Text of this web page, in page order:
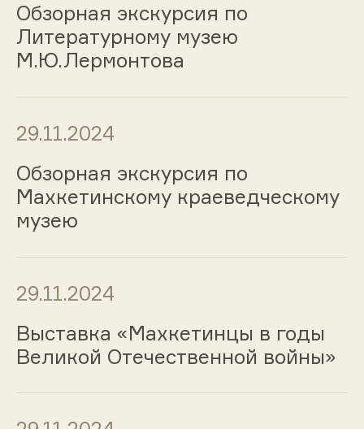
Обзорная экскурсия по
Литературному музею
М.Ю.Лермонтова
29.11.2024
Обзорная экскурсия по
Махкетинскому краеведческому
музею
29.11.2024
Выставка «Махкетинцы в годы
Великой Отечественной войны»